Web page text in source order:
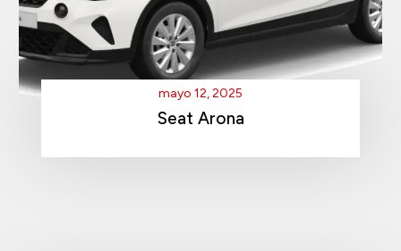
mayo 12, 2025
Seat Arona